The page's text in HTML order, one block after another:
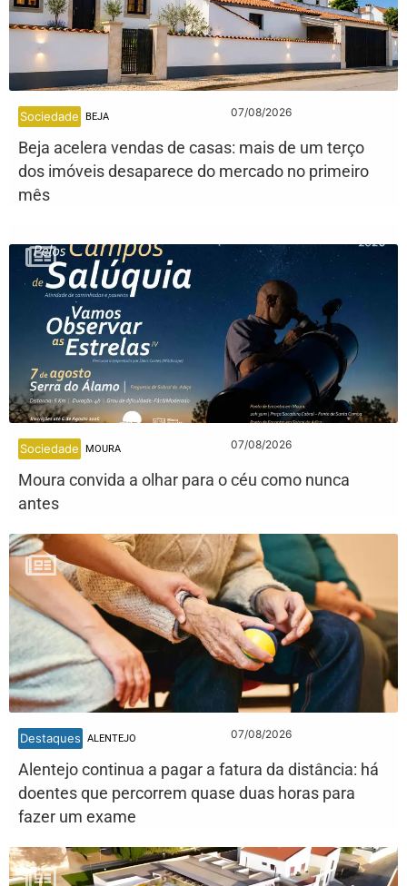
Sociedade BEJA 07/08/2026
Beja acelera vendas de casas: mais de um terço
dos imóveis desaparece do mercado no primeiro
mês
Sociedade MOURA 07/08/2026
Moura convida a olhar para o céu como nunca
antes
Destaques ALENTEJO 07/08/2026
Alentejo continua a pagar a fatura da distância: há
doentes que percorrem quase duas horas para
fazer um exame